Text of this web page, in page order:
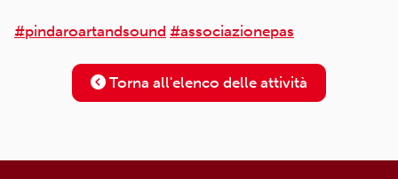
#pindaroartandsound #associazionepas
Torna all'elenco delle attività